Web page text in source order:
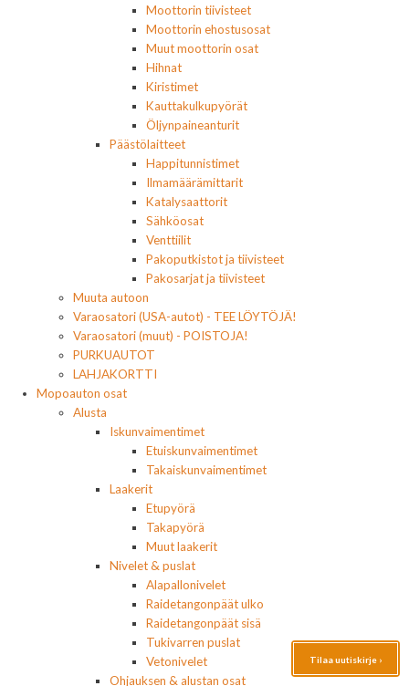
Moottorin tiivisteet
Moottorin ehostusosat
Muut moottorin osat
Hihnat
Kiristimet
Kauttakulkupyörät
Öljynpaineanturit
Päästölaitteet
Happitunnistimet
Ilmamäärämittarit
Katalysaattorit
Sähköosat
Venttiilit
Pakoputkistot ja tiivisteet
Pakosarjat ja tiivisteet
Muuta autoon
Varaosatori (USA-autot) - TEE LÖYTÖJÄ!
Varaosatori (muut) - POISTOJA!
PURKUAUTOT
LAHJAKORTTI
Mopoauton osat
Alusta
Iskunvaimentimet
Etuiskunvaimentimet
Takaiskunvaimentimet
Laakerit
Etupyörä
Takapyörä
Muut laakerit
Nivelet & puslat
Alapallonivelet
Raidetangonpäät ulko
Raidetangonpäät sisä
Tukivarren puslat
Vetonivelet
Ohjauksen & alustan osat
Tilaa uutiskirje ›